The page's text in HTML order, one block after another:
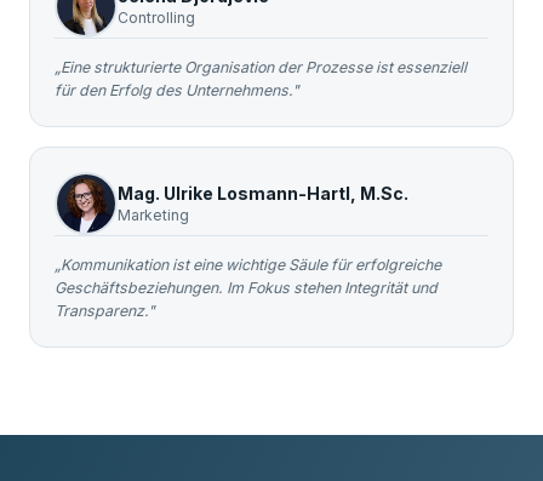
Controlling
„Eine strukturierte Organisation der Prozesse ist essenziell
für den Erfolg des Unternehmens."
Mag. Ulrike Losmann-Hartl, M.Sc.
Marketing
„Kommunikation ist eine wichtige Säule für erfolgreiche
Geschäftsbeziehungen. Im Fokus stehen Integrität und
Transparenz."